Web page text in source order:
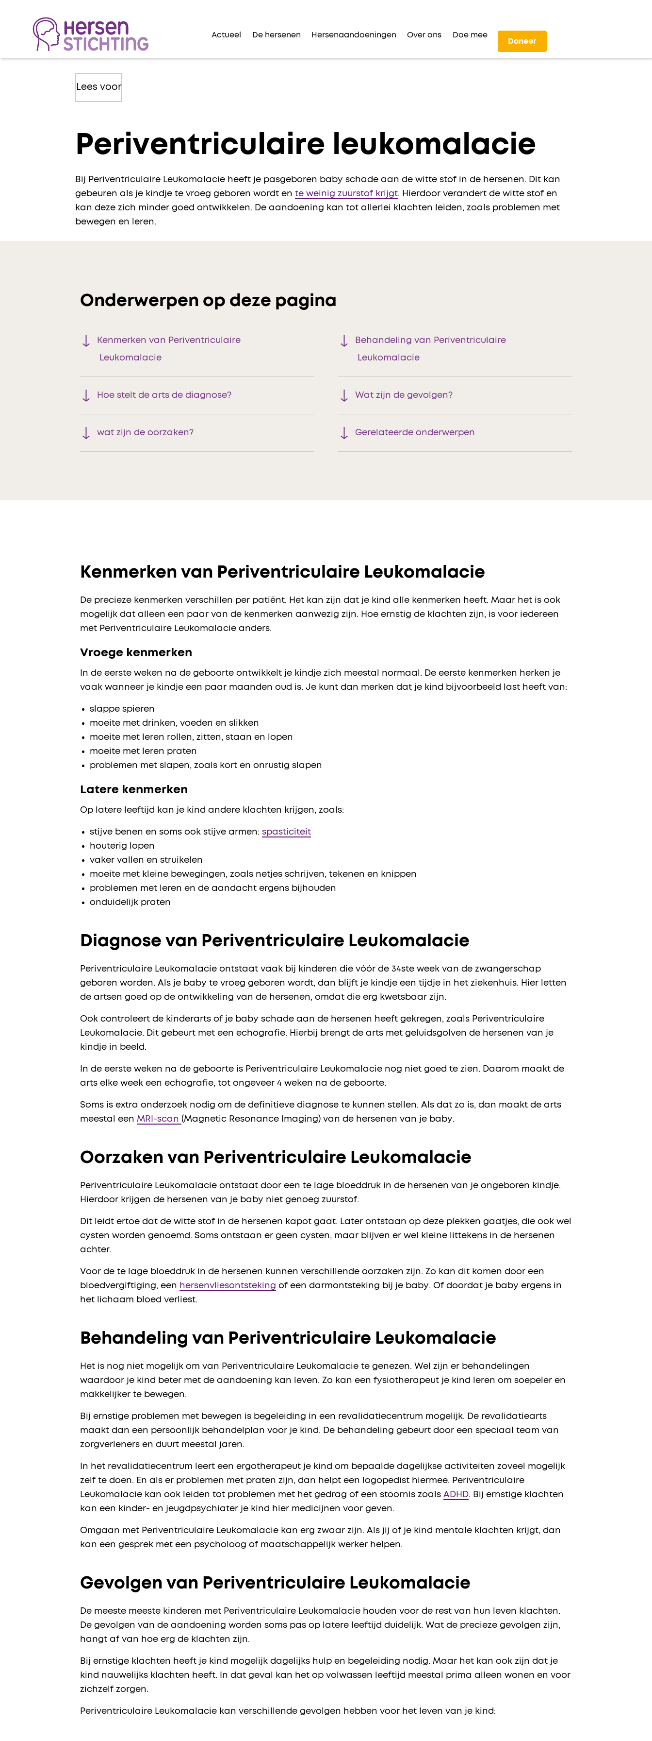
Actueel De hersenen Hersenaandoeningen Over ons
Doe mee
Doneer
Lees voor
Periventriculaire leukomalacie
Bij Periventriculaire Leukomalacie heeft je pasgeboren baby schade aan de witte stof in de hersenen. Dit kan
gebeuren als je kindje te vroeg geboren wordt ente weinig zuurstof krijgt. Hierdoor verandert de witte stof en
kan deze zich minder goed ontwikkelen. De aandoening kan tot allerlei klachten leiden, zoals problemen met
bewegen en leren.
Onderwerpen op deze pagina
Kenmerken van Periventriculaire
Leukomalacie
Hoe stelt de arts de diagnose?
wat zijn de oorzaken?
Behandeling van Periventriculaire
Leukomalacie
Wat zijn de gevolgen?
Gerelateerde onderwerpen
Kenmerken van Periventriculaire Leukomalacie
De precieze kenmerken verschillen per patiënt. Het kan zijn dat je kind alle kenmerken heeft. Maar het is ook
mogelijk dat alleen een paar van de kenmerken aanwezig zijn. Hoe ernstig de klachten zijn, is voor iedereen
met Periventriculaire Leukomalacie anders.
Vroege kenmerken
In de eerste weken na de geboorte ontwikkelt je kindje zich meestal normaal. De eerste kenmerken herken je
vaak wanneer je kindje een paar maanden oud is. Je kunt dan merken dat je kind bijvoorbeeld last heeft van:
slappe spieren
moeite met drinken, voeden en slikken
moeite met leren rollen, zitten, staan en lopen
moeite met leren praten
problemen met slapen, zoals kort en onrustig slapen
Latere kenmerken
Op latere leeftijd kan je kind andere klachten krijgen, zoals:
stijve benen en soms ook stijve armen:spasticiteit
houterig lopen
vaker vallen en struikelen
moeite met kleine bewegingen, zoals netjes schrijven, tekenen en knippen
problemen met leren en de aandacht ergens bijhouden
onduidelijk praten
Diagnose van Periventriculaire Leukomalacie
Periventriculaire Leukomalacie ontstaat vaak bij kinderen die vóór de 34ste week van de zwangerschap
geboren worden. Als je baby te vroeg geboren wordt, dan blijft je kindje een tijdje in het ziekenhuis. Hier letten
de artsen goed op de ontwikkeling van de hersenen, omdat die erg kwetsbaar zijn.
Ook controleert de kinderarts of je baby schade aan de hersenen heeft gekregen, zoals Periventriculaire
Leukomalacie. Dit gebeurt met een echografie. Hierbij brengt de arts met geluidsgolven de hersenen van je
kindje in beeld.
In de eerste weken na de geboorte is Periventriculaire Leukomalacie nog niet goed te zien. Daarom maakt de
arts elke week een echografie, tot ongeveer 4 weken na de geboorte.
Soms is extra onderzoek nodig om de definitieve diagnose te kunnen stellen. Als dat zo is, dan maakt de arts
meestal eenMRI-scan (Magnetic Resonance Imaging) van de hersenen van je baby.
Oorzaken van Periventriculaire Leukomalacie
Periventriculaire Leukomalacie ontstaat door een te lage bloeddruk in de hersenen van je ongeboren kindje.
Hierdoor krijgen de hersenen van je baby niet genoeg zuurstof.
Dit leidt ertoe dat de witte stof in de hersenen kapot gaat. Later ontstaan op deze plekken gaatjes, die ook wel
cysten worden genoemd. Soms ontstaan er geen cysten, maar blijven er wel kleine littekens in de hersenen
achter.
Voor de te lage bloeddruk in de hersenen kunnen verschillende oorzaken zijn. Zo kan dit komen door een
bloedvergiftiging, een hersenvliesontsteking of een darmontsteking bij je baby. Of doordat je baby ergens in
het lichaam bloed verliest.
Behandeling van Periventriculaire Leukomalacie
Het is nog niet mogelijk om van Periventriculaire Leukomalacie te genezen. Wel zijn er behandelingen
waardoor je kind beter met de aandoening kan leven. Zo kan een fysiotherapeut je kind leren om soepeler en
makkelijker te bewegen.
Bij ernstige problemen met bewegen is begeleiding in een revalidatiecentrum mogelijk. De revalidatiearts
maakt dan een persoonlijk behandelplan voor je kind. De behandeling gebeurt door een speciaal team van
zorgverleners en duurt meestal jaren.
In het revalidatiecentrum leert een ergotherapeut je kind om bepaalde dagelijkse activiteiten zoveel mogelijk
zelf te doen. En als er problemen met praten zijn, dan helpt een logopedist hiermee. Periventriculaire
Leukomalacie kan ook leiden tot problemen met het gedrag of een stoornis zoalsADHD. Bij ernstige klachten
kan een kinder- en jeugdpsychiater je kind hier medicijnen voor geven.
Omgaan met Periventriculaire Leukomalacie kan erg zwaar zijn. Als jij of je kind mentale klachten krijgt, dan
kan een gesprek met een psycholoog of maatschappelijk werker helpen.
Gevolgen van Periventriculaire Leukomalacie
De meeste meeste kinderen met Periventriculaire Leukomalacie houden voor de rest van hun leven klachten.
De gevolgen van de aandoening worden soms pas op latere leeftijd duidelijk. Wat de precieze gevolgen zijn,
hangt af van hoe erg de klachten zijn.
Bij ernstige klachten heeft je kind mogelijk dagelijks hulp en begeleiding nodig. Maar het kan ook zijn dat je
kind nauwelijks klachten heeft. In dat geval kan het op volwassen leeftijd meestal prima alleen wonen en voor
zichzelf zorgen.
Periventriculaire Leukomalacie kan verschillende gevolgen hebben voor het leven van je kind: